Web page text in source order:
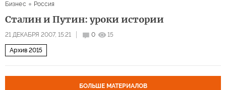
Бизнес Россия
Сталин и Путин: уроки истории
21 ДЕКАБРЯ 2007, 15:21 0 15
Архив 2015
БОЛЬШЕ МАТЕРИАЛОВ